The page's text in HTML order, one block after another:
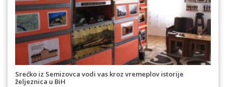
Srećko iz Semizovca vodi vas kroz vremeplov istorije
željeznica u BiH